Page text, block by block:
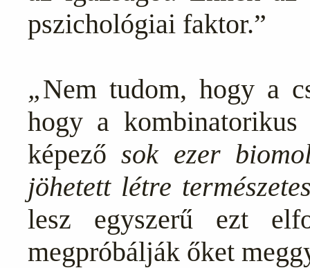
pszichológiai faktor.”
„Nem tudom, hogy a
hogy a
képezősok ezer
jöhetett létre
lesz egyszerű ezt
megpróbálják őket